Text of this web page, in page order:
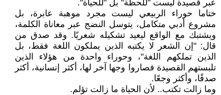
عبر قصيدة ليست "للحظة" بل "للحياة".
ختاما حوراء الربيعي ليست مجرد موهبة عابرة، بل
مشروع أدبي متكامل، يتوسل النضج عبر معاناة الكلمة،
ويشتبك مع الواقع ليعيد تشكيله شعريًا. وقد صدق من
قال: "إن الشعر لا يكتبه الذين يملكون اللغة فقط، بل
الذين تملكهم اللغة"، وحوراء واحدة من هؤلاء الذين
تلبستهم القصيدة فصاروا وجها آخر لها، أكثر إنسانية، أكثر
صدقًا، وأكثر وجعًا.
وما زالت تكتب.. لأن الحياة ما زالت تؤلم.